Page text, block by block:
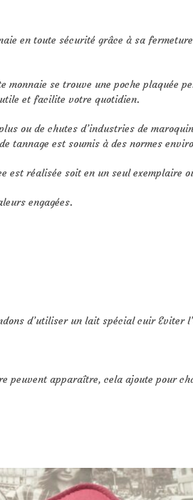
en toute sécurité grâce à sa
se trouve une poche plaquée
et facilite votre quotidien.
ou de chutes d’industries de
tannage est soumis à des normes
réalisée soit en un seul exemplaire
engagées.
d’utiliser un lait spécial cuir Eviter
peuvent apparaître, cela ajoute pour